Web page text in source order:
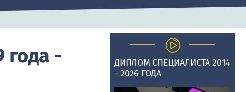
года -
ДИПЛОМ СПЕЦИАЛИСТА 2014
- 2026 ГОДА